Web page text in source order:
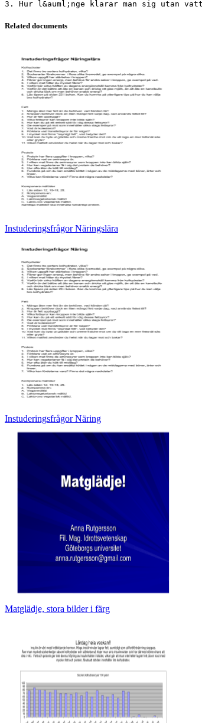
Related documents
Instuderingsfrågor Näringslära
Instuderingsfrågor Näring
Matglädje, stora bilder i färg